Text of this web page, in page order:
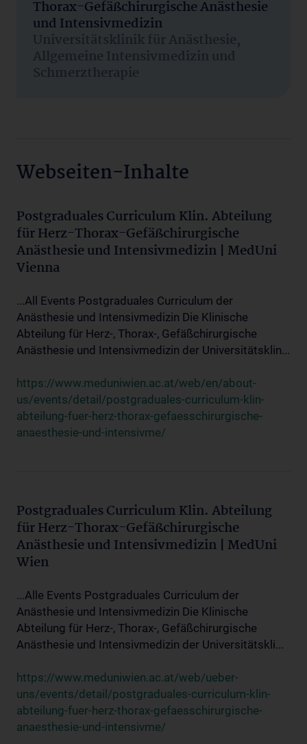
Thorax-Gefäßchirurgische Anästhesie
und Intensivmedizin
Universitätsklinik für Anästhesie,
Allgemeine Intensivmedizin und
Schmerztherapie
Webseiten-Inhalte
Postgraduales Curriculum Klin. Abteilung
für Herz-Thorax-Gefäßchirurgische
Anästhesie und Intensivmedizin | MedUni
Vienna
...All Events Postgraduales Curriculum der
Anästhesie und Intensivmedizin Die Klinische
Abteilung für Herz-, Thorax-, Gefäßchirurgische
Anästhesie und Intensivmedizin der Universitätsklin...
https://www.meduniwien.ac.at/web/en/about-
us/events/detail/postgraduales-curriculum-klin-
abteilung-fuer-herz-thorax-gefaesschirurgische-
anaesthesie-und-intensivme/
Postgraduales Curriculum Klin. Abteilung
für Herz-Thorax-Gefäßchirurgische
Anästhesie und Intensivmedizin | MedUni
Wien
...Alle Events Postgraduales Curriculum der
Anästhesie und Intensivmedizin Die Klinische
Abteilung für Herz-, Thorax-, Gefäßchirurgische
Anästhesie und Intensivmedizin der Universitätskli...
https://www.meduniwien.ac.at/web/ueber-
uns/events/detail/postgraduales-curriculum-klin-
abteilung-fuer-herz-thorax-gefaesschirurgische-
anaesthesie-und-intensivme/